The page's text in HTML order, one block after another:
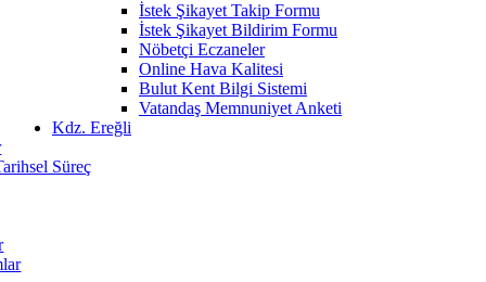
İstek Şikayet Takip Formu
İstek Şikayet Bildirim Formu
Nöbetçi Eczaneler
Online Hava Kalitesi
Bulut Kent Bilgi Sistemi
Vatandaş Memnuniyet Anketi
Kdz. Ereğli
Süreç